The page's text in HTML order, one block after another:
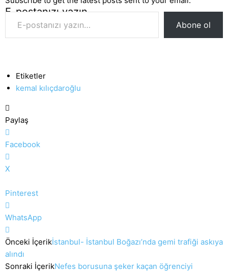
E-postanızı yazın…
Abone ol
Etiketler
kemal kılıçdaroğlu
Paylaş
Facebook
X
Pinterest
WhatsApp
Önceki İçerikİstanbul- İstanbul Boğazı’nda gemi trafiği askıya
alındı
Sonraki İçerikNefes borusuna şeker kaçan öğrenciyi